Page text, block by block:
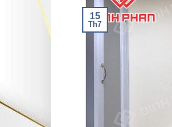
15
Th7